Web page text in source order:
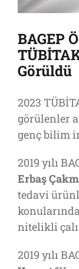
BAGEP
Görüldü
2023
görülenler
genç bilim
2019 yılı
Erbaş
tedavi
nitelikli
2019 yılı